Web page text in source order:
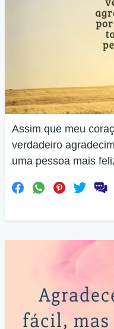
Assim que meu
verdadeiro
uma pessoa mais